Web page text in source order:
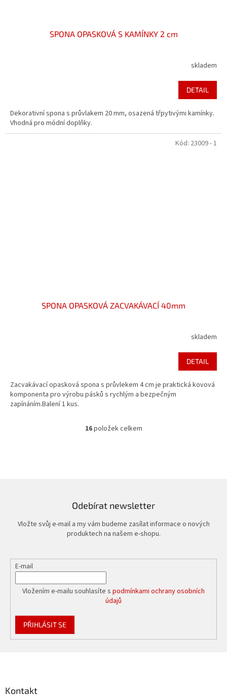
SPONA OPASKOVÁ S KAMÍNKY 2 cm
skladem
DETAIL
Dekorativní spona s průvlakem 20 mm, osazená třpytivými kamínky.
Vhodná pro módní doplňky.
SPONA OPASKOVÁ ZACVAKÁVACÍ 40mm
skladem
DETAIL
Zacvakávací opasková spona s průvlekem 4 cm je praktická kovová
komponenta pro výrobu pásků s rychlým a bezpečným
zapínáním.Balení 1 kus.
Kód: 23009 - 1
O
p
r
v
k
v
i
s
u
16položek celkem
Odebírat newsletter
Vložte svůj e-mail a my vám budeme zasílat informace o nových
produktech na našem e-shopu.
E-mail
Vložením e-mailu souhlasíte s podmínkami ochrany osobních
údajů
PŘIHLÁSIT SE
Kontakt